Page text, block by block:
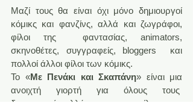
Μαζί τους θα είναι όχι μόνο δημιουργοί
κόμικς και φανζίνς, αλλά και ζωγράφοι,
φίλοι της  φαντασίας, animators,
σκηνοθέτες, συγγραφείς, bloggers  και
πολλοί άλλοι φίλοι των κόμικς.
Το «Με Πενάκι και Σκαπάνη» είναι μια
ανοιχτή γιορτή για όλους τους
δημιουργούς αλλά και για τους φίλους των